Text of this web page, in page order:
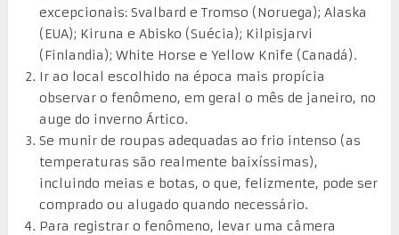
excepcionais: Svalbard e Tromso (Noruega); Alaska
(EUA); Kiruna e Abisko (Suécia); Kilpisjarvi
(Finlandia); White Horse e Yellow Knife (Canadá).
Ir ao local escolhido na época mais propícia
observar o fenômeno, em geral o mês de janeiro, no
auge do inverno Ártico.
Se munir de roupas adequadas ao frio intenso (as
temperaturas são realmente baixíssimas),
incluindo meias e botas, o que, felizmente, pode ser
comprado ou alugado quando necessário.
Para registrar o fenômeno, levar uma câmera